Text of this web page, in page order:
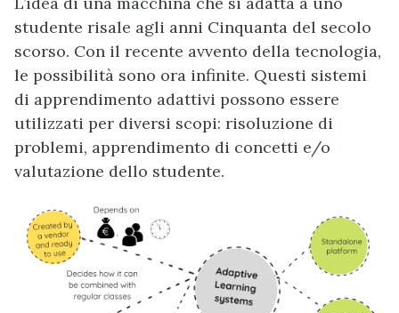
studente risale agli anni Cinquanta del secolo
scorso. Con il recente avvento della tecnologia,
le possibilità sono ora infinite. Questi sistemi
di apprendimento adattivi possono essere
utilizzati per diversi scopi: risoluzione di
problemi, apprendimento di concetti e/o
valutazione dello studente.